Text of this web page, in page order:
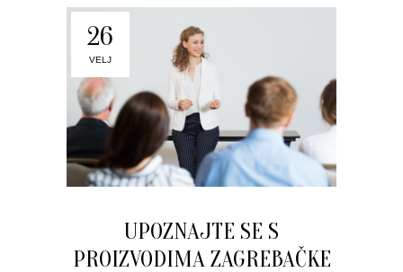
26
VELJ
UPOZNAJTE SE S
PROIZVODIMA ZAGREBAČKE